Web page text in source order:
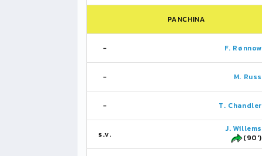
PANCHINA
- F. Rønnow
- M. Russ
- T. Chandler
s.v.
J. Willems
(90')